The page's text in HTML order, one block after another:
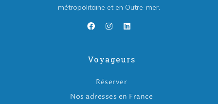
métropolitaine et en Outre-mer.
Voyageurs
Réserver
Nos adresses en France